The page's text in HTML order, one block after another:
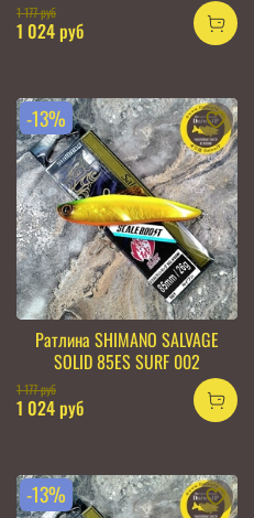
1 177 руб
1 024 руб
-13%
Ратлина SHIMANO SALVAGE
SOLID 85ES SURF 002
1 177 руб
1 024 руб
-13%